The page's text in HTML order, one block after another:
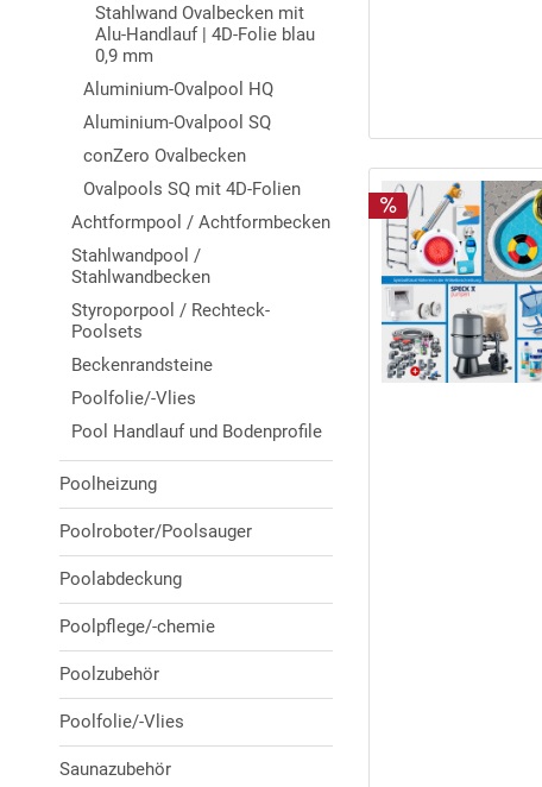
Stahlwand Ovalbecken mit
Alu-Handlauf | 4D-Folie blau
0,9 mm
Aluminium-Ovalpool HQ
Aluminium-Ovalpool SQ
conZero Ovalbecken
Ovalpools SQ mit 4D-Folien
Achtformpool / Achtformbecken
Stahlwandpool /
Stahlwandbecken
Styroporpool / Rechteck-
Poolsets
Beckenrandsteine
Poolfolie/-Vlies
Pool Handlauf und Bodenprofile
Poolheizung
Poolroboter/Poolsauger
Poolabdeckung
Poolpflege/-chemie
Poolzubehör
Poolfolie/-Vlies
Saunazubehör